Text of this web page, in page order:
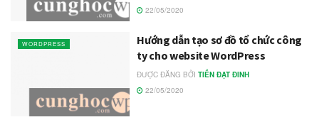
22/05/2020
WORDPRESS
Hướng dẫn tạo sơ đồ tổ chức công
ty cho website WordPress
ĐƯỢC ĐĂNG BỞI TIẾN ĐẠT ĐINH
22/05/2020